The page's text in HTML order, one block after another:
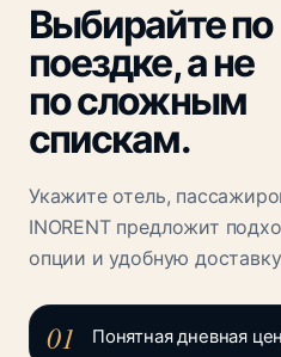
Выбирайте по
поездке, а не
по сложным
спискам.
Укажите отель,
INORENT предложит
опции и удобную
01 Понятная дневная